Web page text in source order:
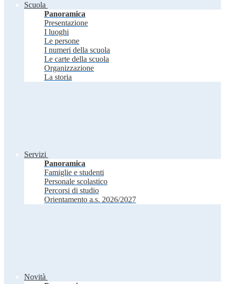
Scuola
Panoramica
Presentazione
I luoghi
Le persone
I numeri della scuola
Le carte della scuola
Organizzazione
La storia
Servizi
Panoramica
Famiglie e studenti
Personale scolastico
Percorsi di studio
Orientamento a.s. 2026/2027
Novità